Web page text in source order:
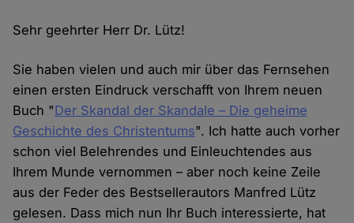
Sehr geehrter Herr Dr. Lütz!
Sie haben vielen und auch mir über das Fernsehen
einen ersten Eindruck verschafft von Ihrem neuen
Buch "Der Skandal der Skandale – Die geheime
Geschichte des Christentums". Ich hatte auch vorher
schon viel Belehrendes und Einleuchtendes aus
Ihrem Munde vernommen – aber noch keine Zeile
aus der Feder des Bestsellerautors Manfred Lütz
gelesen. Dass mich nun Ihr Buch interessierte, hat